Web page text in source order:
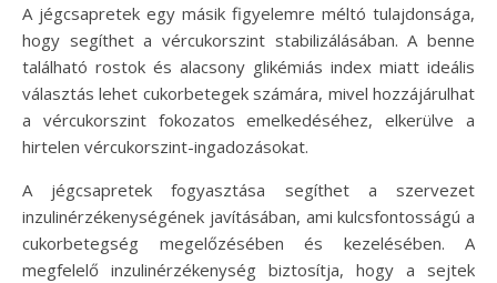
A jégcsapretek egy másik figyelemre méltó tulajdonsága,
hogy segíthet a vércukorszint stabilizálásában. A benne
található rostok és alacsony glikémiás index miatt ideális
választás lehet cukorbetegek számára, mivel hozzájárulhat
a vércukorszint fokozatos emelkedéséhez, elkerülve a
hirtelen vércukorszint-ingadozásokat.
A jégcsapretek fogyasztása segíthet a szervezet
inzulinérzékenységének javításában, ami kulcsfontosságú a
cukorbetegség megelőzésében és kezelésében. A
megfelelő inzulinérzékenység biztosítja, hogy a sejtek